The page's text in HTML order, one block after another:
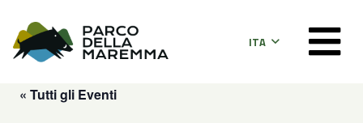
ITA
« Tutti gli Eventi